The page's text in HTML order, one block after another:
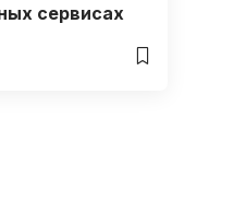
сервисах